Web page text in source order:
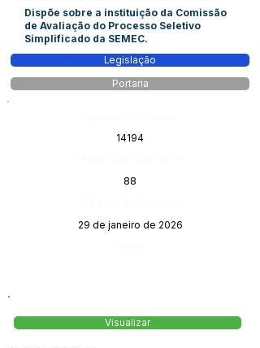
Dispõe sobre a instituição da Comissão
de Avaliação do Processo Seletivo
Simplificado da SEMEC.
Legislação
Portaria
14194
88
29 de janeiro de 2026
Visualizar